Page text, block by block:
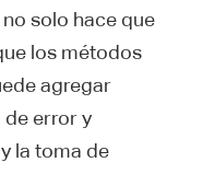
solo hace que
los métodos
agregar
de error y
la toma de